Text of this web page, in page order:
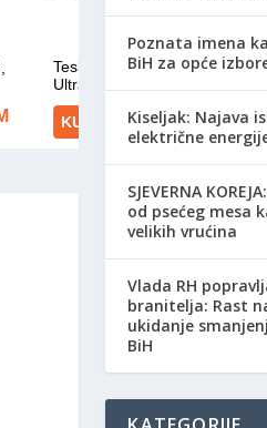
Poznata imena
BiH za opće
Kiseljak: Najava
električne
SJEVERNA
od psećeg mesa
velikih vrućina
Vlada RH
branitelja: Rast
ukidanje
BiH